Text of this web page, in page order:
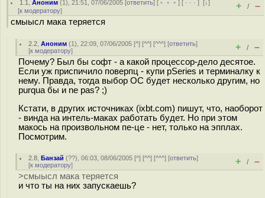
1.1 ,Аноним (1), 21:51, 07/06/2005 [ответить] [ ﹢﹢﹢] [ · · ·][↓]
[к модератору] + / –
смыысл мака теряется
2.2 ,Аноним (1), 22:09, 07/06/2005 [^] [^^] [^^^] [ответить]
[к модератору] + / –
Почему? Был бы софт - а какой процессор-дело десятое.
Если уж приспичило поверпц - купи pSeries и терминалку к
нему. Правда, тогда выбор ОС будет несколько другим, но
purqua бы и ne pas? ;)
Кстати, в других источниках (ixbt.com) пишут, что, наоборот
- винда на интель-маках работать будет. Но при этом
макось на произвольном пе-це - нет, только на эпплах.
Посмотрим.
2.8 ,Банзай (??), 06:03, 08/06/2005 [^] [^^] [^^^] [ответить]
[к модератору] + / –
>смыысл мака теряется
и что ты на них запускаешь?